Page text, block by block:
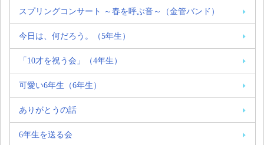
スプリングコンサート ～春を呼ぶ音～（金管バンド）
今日は、何だろう。（5年生）
「10才を祝う会」（4年生）
可愛い6年生（6年生）
ありがとうの話
6年生を送る会